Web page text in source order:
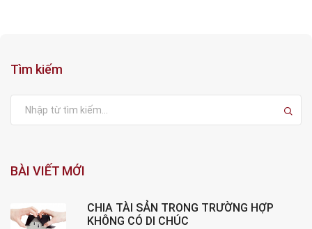
Tìm kiếm
BÀI VIẾT MỚI
CHIA TÀI SẢN TRONG TRƯỜNG HỢP
KHÔNG CÓ DI CHÚC